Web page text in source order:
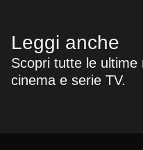
Leggi anche
Scopri tutte le ultime
cinema e serie TV.